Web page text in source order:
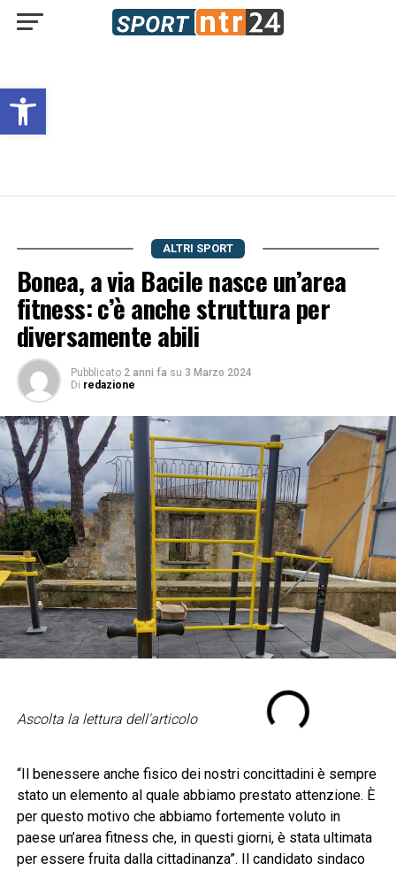
Open toolbar
ALTRI SPORT
Bonea, a via Bacile nasce un’area
fitness: c’è anche struttura per
diversamente abili
Pubblicato 2 anni fa su 3 Marzo 2024
Di redazione
Ascolta la lettura dell'articolo
“Il benessere anche fisico dei nostri concittadini è sempre
stato un elemento al quale abbiamo prestato attenzione. È
per questo motivo che abbiamo fortemente voluto in
paese un’area fitness che, in questi giorni, è stata ultimata
per essere fruita dalla cittadinanza”. Il candidato sindaco